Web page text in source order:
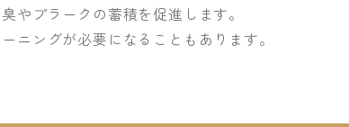
やプラークの蓄積を促進します。
ニングが必要になることもあります。